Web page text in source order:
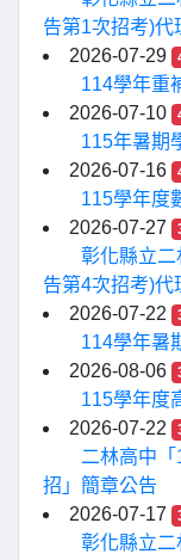
告第1次招考)代
2026-07-29
114學年重
2026-07-10
115年暑期
2026-07-16
115學年度
2026-07-27
彰化縣立
告第4次招考)代
2026-07-22
114學年暑
2026-08-06
115學年度
2026-07-22
二林高中
招」簡章公告
2026-07-17
彰化縣立